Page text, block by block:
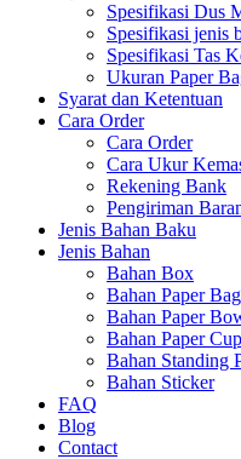
Spesifikasi Dus
Spesifikasi jenis
Spesifikasi Tas
Ukuran Paper
Syarat dan Ketentuan
Cara Order
Cara Order
Cara Ukur
Rekening Bank
Pengiriman
Jenis Bahan Baku
Jenis Bahan
Bahan Box
Bahan Paper Bag
Bahan Paper
Bahan Paper Cup
Bahan Standing
Bahan Sticker
FAQ
Blog
Contact